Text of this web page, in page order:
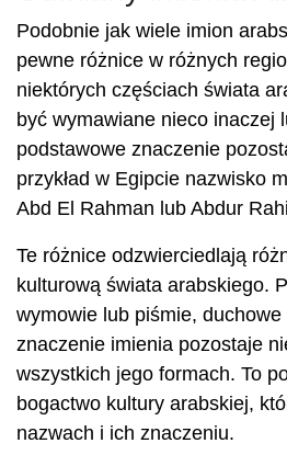
Podobnie jak wiele imion
pewne różnice w różnych
niektórych częściach świata
być wymawiane nieco inaczej
podstawowe znaczenie
przykład w Egipcie nazwisko
Abd El Rahman lub Abdur
Te różnice odzwierciedlają
kulturową świata arabskiego.
wymowie lub piśmie,
znaczenie imienia pozostaje
wszystkich jego formach. To
bogactwo kultury arabskiej,
nazwach i ich znaczeniu.